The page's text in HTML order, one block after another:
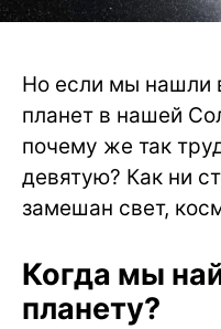
Но если мы нашли
планет в нашей
почему же так
девятую? Как ни
замешан свет,
Когда мы
планету?